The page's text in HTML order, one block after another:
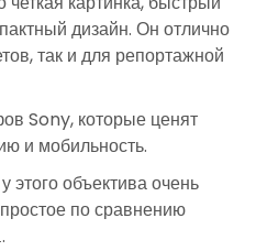
дизайн. Он отлично
так и для репортажной
Sony, которые ценят
и мобильность.
этого объектива очень
по сравнению
.